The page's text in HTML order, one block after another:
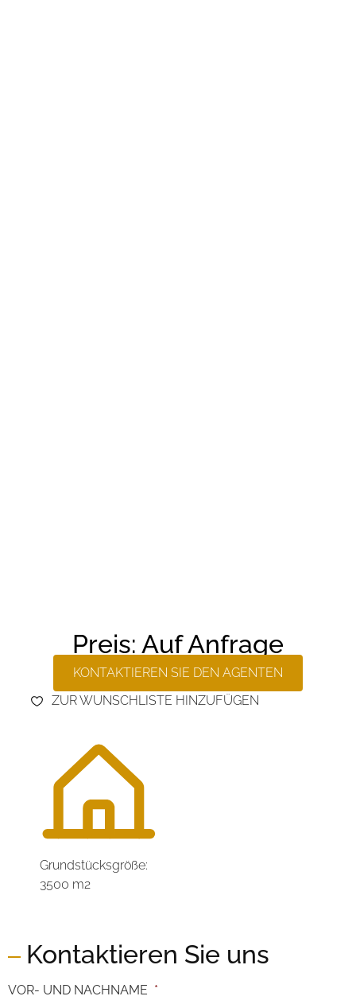
Preis: Auf Anfrage
KONTAKTIEREN SIE DEN AGENTEN
ZUR WUNSCHLISTE HINZUFÜGEN
Grundstücksgröße:
3500 m2
Kontaktieren Sie uns
VOR- UND NACHNAME *